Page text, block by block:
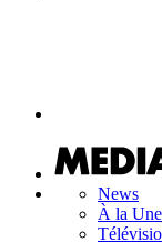
News
À la Une